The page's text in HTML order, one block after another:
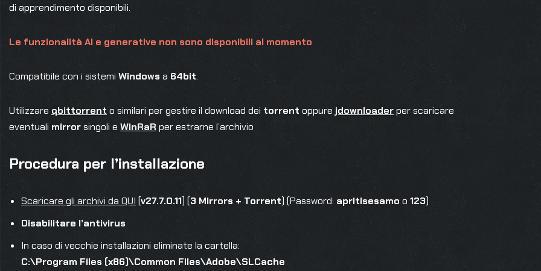
di apprendimento disponibili.
Le funzionalità AI e generative non sono disponibili al momento
Compatibile con i sistemi Windowsa 64bit.
Utilizzare qbittorrent o similari per gestire il download dei torrent oppure jdownloaderper scaricare
eventuali mirrorsingoli e WinRaR per estrarne l’archivio
Procedura per l’installazione
Scaricare gli archivi da QUI [v27.7.0.11] (3 Mirrors + Torrent) (Password: apritisesamo o 123)
Disabilitare l’antivirus
In caso di vecchie installazioni eliminate la cartella:
C:\Program Files (x86)\Common Files\Adobe\SLCache